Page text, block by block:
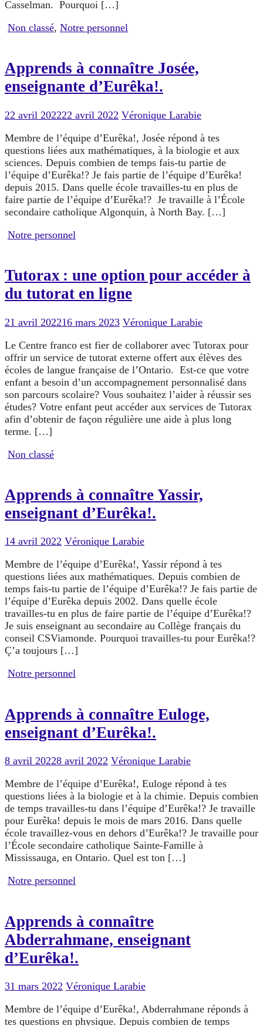
Casselman. Pourquoi […]
Non classé, Notre personnel
Apprends à connaître Josée,
enseignante d’Eurêka!.
22 avril 202222 avril 2022 Véronique Larabie
Membre de l’équipe d’Eurêka!, Josée répond à tes
questions liées aux mathématiques, à la biologie et aux
sciences. Depuis combien de temps fais-tu partie de
l’équipe d’Eurêka!? Je fais partie de l’équipe d’Eurêka!
depuis 2015. Dans quelle école travailles-tu en plus de
faire partie de l’équipe d’Eurêka!? Je travaille à l’École
secondaire catholique Algonquin, à North Bay. […]
Notre personnel
Tutorax : une option pour accéder à
du tutorat en ligne
21 avril 202216 mars 2023 Véronique Larabie
Le Centre franco est fier de collaborer avec Tutorax pour
offrir un service de tutorat externe offert aux élèves des
écoles de langue française de l’Ontario. Est-ce que votre
enfant a besoin d’un accompagnement personnalisé dans
son parcours scolaire? Vous souhaitez l’aider à réussir ses
études? Votre enfant peut accéder aux services de Tutorax
afin d’obtenir de façon régulière une aide à plus long
terme. […]
Non classé
Apprends à connaître Yassir,
enseignant d’Eurêka!.
14 avril 2022 Véronique Larabie
Membre de l’équipe d’Eurêka!, Yassir répond à tes
questions liées aux mathématiques. Depuis combien de
temps fais-tu partie de l’équipe d’Eurêka!? Je fais partie de
l’équipe d’Eurêka depuis 2002. Dans quelle école
travailles-tu en plus de faire partie de l’équipe d’Eurêka!?
Je suis enseignant au secondaire au Collège français du
conseil CSViamonde. Pourquoi travailles-tu pour Eurêka!?
Ç’a toujours […]
Notre personnel
Apprends à connaître Euloge,
enseignant d’Eurêka!.
8 avril 20228 avril 2022 Véronique Larabie
Membre de l’équipe d’Eurêka!, Euloge répond à tes
questions liées à la biologie et à la chimie. Depuis combien
de temps travailles-tu dans l’équipe d’Eurêka!? Je travaille
pour Eurêka! depuis le mois de mars 2016. Dans quelle
école travaillez-vous en dehors d’Eurêka!? Je travaille pour
l’École secondaire catholique Sainte-Famille à
Mississauga, en Ontario. Quel est ton […]
Notre personnel
Apprends à connaître
Abderrahmane, enseignant
d’Eurêka!.
31 mars 2022 Véronique Larabie
Membre de l’équipe d’Eurêka!, Abderrahmane réponds à
tes questions en physique. Depuis combien de temps